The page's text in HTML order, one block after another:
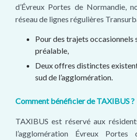
d’Évreux Portes de Normandie,
réseau de lignes régulières
Pour des trajets occasionnels
préalable,
Deux offres distinctes
sud de l’agglomération.
Comment bénéficier de TAXIBUS ?
TAXIBUS est réservé aux
l’agglomération Évreux